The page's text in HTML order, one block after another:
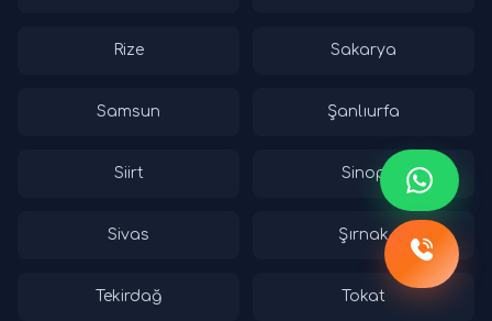
Rize Sakarya
Samsun Şanlıurfa
Siirt Sinop
Sivas Şırnak
Tekirdağ Tokat